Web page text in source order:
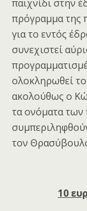
παιχνίδι στην
πρόγραμμα της
για το εντός
συνεχιστεί
ολοκληρωθεί
ακολούθως ο
τα ονόματα
τον
10